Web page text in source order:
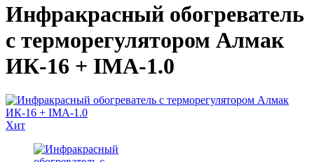
Инфракрасный обогреватель
с терморегулятором Алмак
ИК-16 + IMA-1.0
Хит